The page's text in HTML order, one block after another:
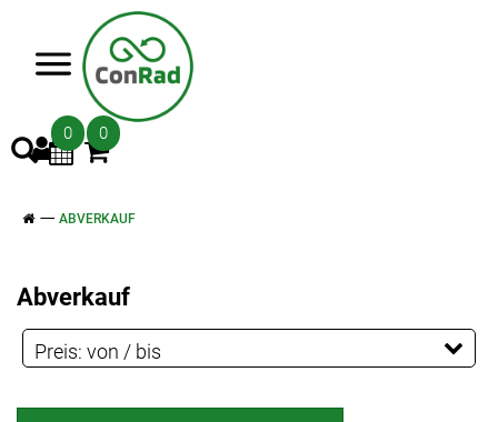
0 0
ABVERKAUF
Abverkauf
Preis: von / bis